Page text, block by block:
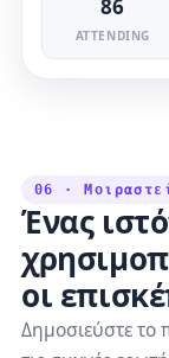
86
ATTENDING
06 ·
Ένας
οι
Δημοσιεύστε το